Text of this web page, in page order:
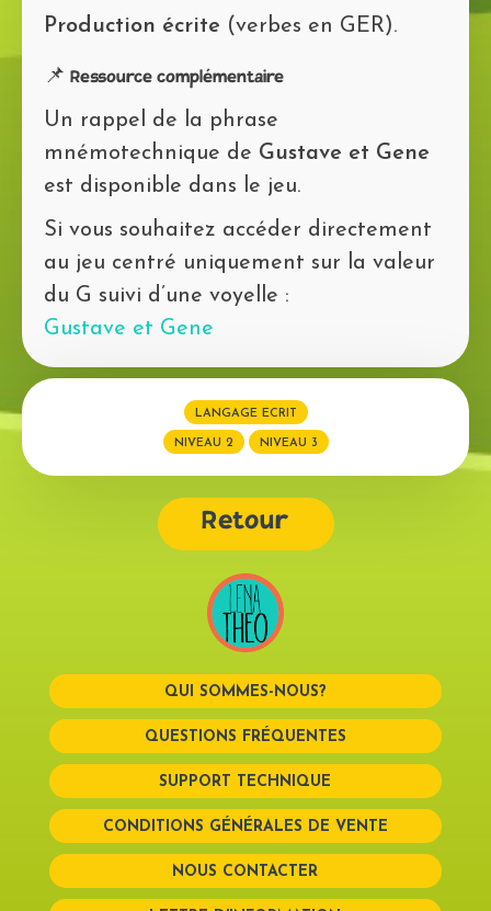
Production écrite (verbes en GER).
📌 Ressource complémentaire
Un rappel de la phrase
mnémotechnique de Gustave et Gene
est disponible dans le jeu.
Si vous souhaitez accéder directement
au jeu centré uniquement sur la valeur
du G suivi d’une voyelle :
Gustave et Gene
LANGAGE ECRIT
NIVEAU 2 NIVEAU 3
Retour
QUI SOMMES-NOUS?
QUESTIONS FRÉQUENTES
SUPPORT TECHNIQUE
CONDITIONS GÉNÉRALES DE VENTE
NOUS CONTACTER